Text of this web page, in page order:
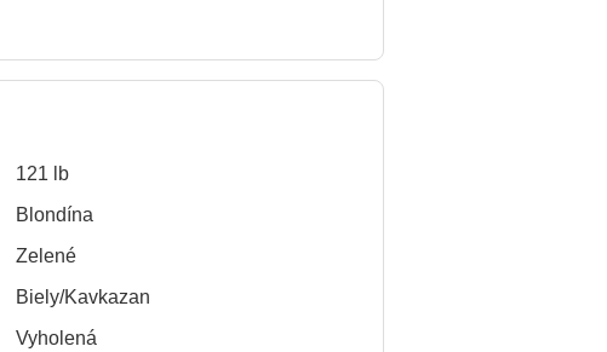
121 lb
Blondína
Zelené
Biely/Kavkazan
Vyholená